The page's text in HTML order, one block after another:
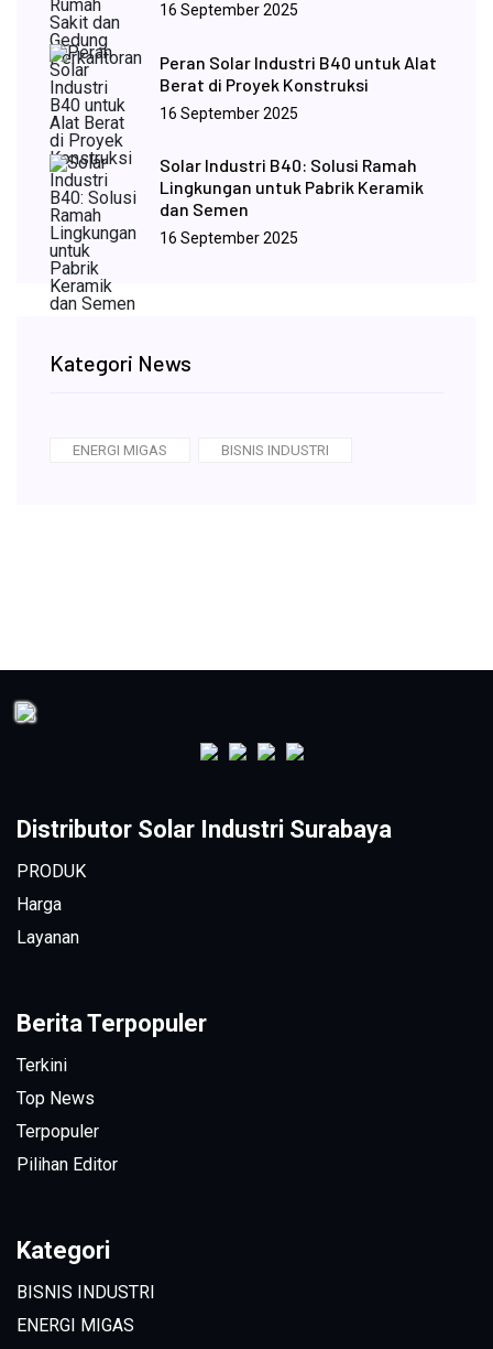
16 September 2025
Peran Solar Industri B40 untuk Alat
Berat di Proyek Konstruksi
16 September 2025
Solar Industri B40: Solusi Ramah
Lingkungan untuk Pabrik Keramik
dan Semen
16 September 2025
Kategori News
ENERGI MIGAS BISNIS INDUSTRI
Distributor Solar Industri Surabaya
PRODUK
Harga
Layanan
Berita Terpopuler
Terkini
Top News
Terpopuler
Pilihan Editor
Kategori
BISNIS INDUSTRI
ENERGI MIGAS